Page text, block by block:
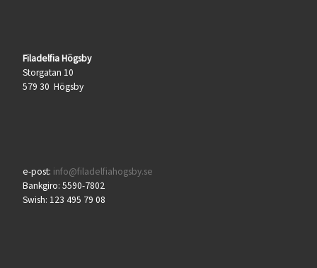
Filadelfia Högsby
Storgatan 10
579 30 Högsby
e-post: info@filadelfiahogsby.se
Bankgiro: 5590-7802
Swish: 123 495 79 08